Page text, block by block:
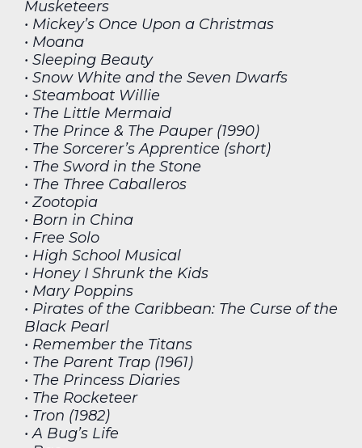
Musketeers
• Mickey’s Once Upon a Christmas
• Moana
• Sleeping Beauty
• Snow White and the Seven Dwarfs
• Steamboat Willie
• The Little Mermaid
• The Prince & The Pauper (1990)
• The Sorcerer’s Apprentice (short)
• The Sword in the Stone
• The Three Caballeros
• Zootopia
• Born in China
• Free Solo
• High School Musical
• Honey I Shrunk the Kids
• Mary Poppins
• Pirates of the Caribbean: The Curse of the
Black Pearl
• Remember the Titans
• The Parent Trap (1961)
• The Princess Diaries
• The Rocketeer
• Tron (1982)
• A Bug’s Life